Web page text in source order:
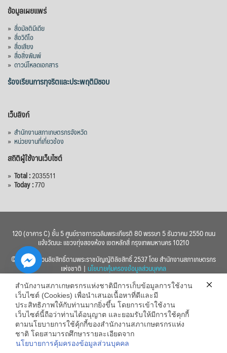
เมื่อวันที่ 5 สิงหาคม 2569 คณะรัฐมนตรีมีมติ
อนุมัติโครงการอ่างเก็บน้ำคลองวังโตนด
จังหวัดจันทบุรี กรอบวงเงิน 7,200 ล้านบาท
กำหนดระยะเวลาดำเนินงาน 7 ปี (พ.ศ. 2570–
2576) โดยโครงการมีความจุ 99.50 ล้าน
ลูกบาศก์เมตร สามารถสนับสนุนพื้นที่
ชลประทานกว่า 87,700 ไร่ เพิ่ม
View on Facebook
ข้อมูลเผยแพร่
» สื่อมัลติมีเดีย
» สื่อวิดีโอ
» สื่อเสียง
» สื่อสิ่งพิมพ์
» ดาวน์โหลดเอกสาร
ร้องเรียนการทุจริตและประพฤติมิชอบ
เว็บลิงก์
» สำนักงานสภาเกษตรกรจังหวัด
» หน่วยงานที่เกี่ยวข้อง
สถิติผู้ใช้งานเว็บไซต์
» Total :2035511
» Today :770
120 (อาคาร C) ชั้น 5 ศูนย์ราชการเฉลิมพระเกียรติ 80 พรรษา 5 ธันวาคม 2550 ถนน
แจ้งวัฒนะ แขวงทุ่งสองห้อง เขตหลักสี่ กรุงเทพมหานคร 10210
© 2560 สงวนลิขสิทธิ์ตามพระราชบัญญัติลิขสิทธิ์ 2537 โดย สำนักงานสภาเกษตรกร
แห่งชาติ | นโยบายคุ้มครองข้อมูลส่วนบุคคล
สำนักงานสภาเกษตรกรแห่งชาติมีการเก็บข้อมูลการใช้งาน
เว็บไซต์ (Cookies) เพื่อนำเสนอเนื้อหาที่ดีและมี
ประสิทธิภาพให้กับท่านมากยิ่งขึ้น โดยการเข้าใช้งาน
เว็บไซต์นี้ถือว่าท่านได้อนุญาต และยอมรับให้มีการใช้คุกกี้
ตามนโยบายการใช้คุ้กกี้ของสำนักงานสภาเกษตรกรแห่ง
ชาติ โดยสามารถศึกษารายละเอียดจาก
นโยบายการคุ้มครองข้อมูลส่วนบุคคล
Hide
chaty